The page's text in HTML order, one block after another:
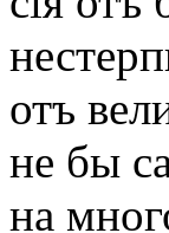
отъ
не бы
на